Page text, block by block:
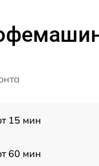
15 мин
60 мин